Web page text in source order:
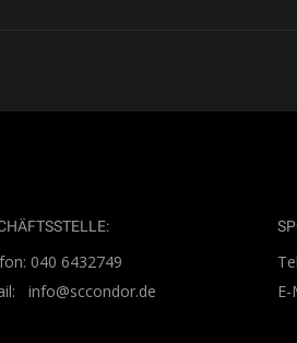
040 6432749
info@sccondor.de